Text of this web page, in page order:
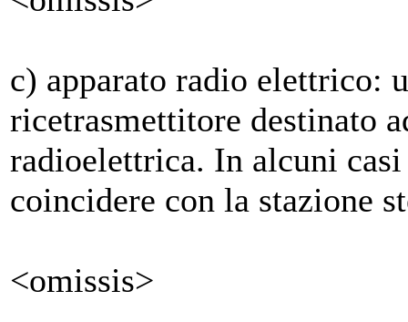
c) apparato radio elettrico:
ricetrasmettitore destinato
radioelettrica. In alcuni
coincidere con la stazione
<omissis>